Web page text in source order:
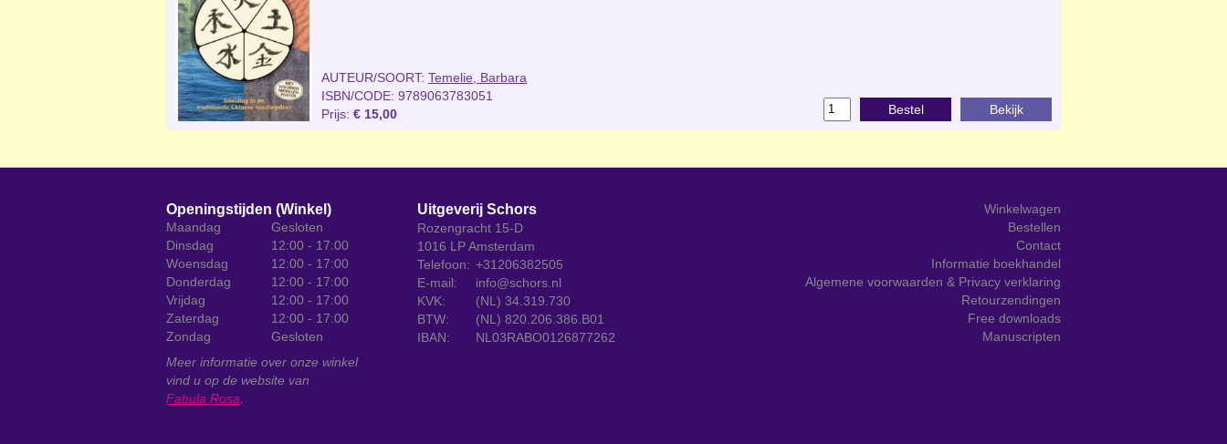
AUTEUR/SOORT: Temelie, Barbara
ISBN/CODE: 9789063783051
Prijs: € 15,00 Bestel Bekijk
Openingstijden (Winkel)
Maandag
Gesloten
Dinsdag
12:00 - 17:00
Woensdag
12:00 - 17:00
Donderdag
12:00 - 17:00
Vrijdag
12:00 - 17:00
Zaterdag
12:00 - 17:00
Zondag
Gesloten
Meer informatie over onze winkel
vind u op de website van
Fabula Rosa
Uitgeverij Schors
Rozengracht 15-D
1016 LP Amsterdam
Telefoon: +31206382505
E-mail:
info@schors.nl
KVK:
(NL) 34.319.730
BTW:
(NL) 820.206.386.B01
IBAN:
NL03RABO0126877262
Winkelwagen
Bestellen
Contact
Informatie boekhandel
Algemene voorwaarden & Privacy verklaring
Retourzendingen
Free downloads
Manuscripten